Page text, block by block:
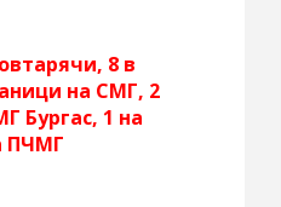
8 в
на СМГ, 2
Бургас, 1 на
ПЧМГ